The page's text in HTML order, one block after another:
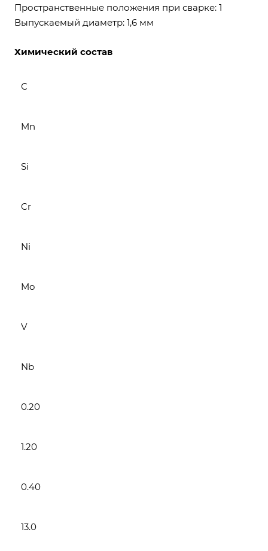
Пространственные положения при сварке: 1
Выпускаемый диаметр: 1,6 мм
Химический состав
С
Mn
Si
Cr
Ni
Mo
V
Nb
0.20
1.20
0.40
13.0